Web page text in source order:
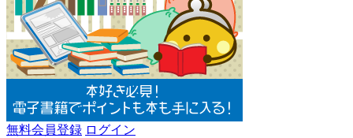
無料会員登録 ログイン